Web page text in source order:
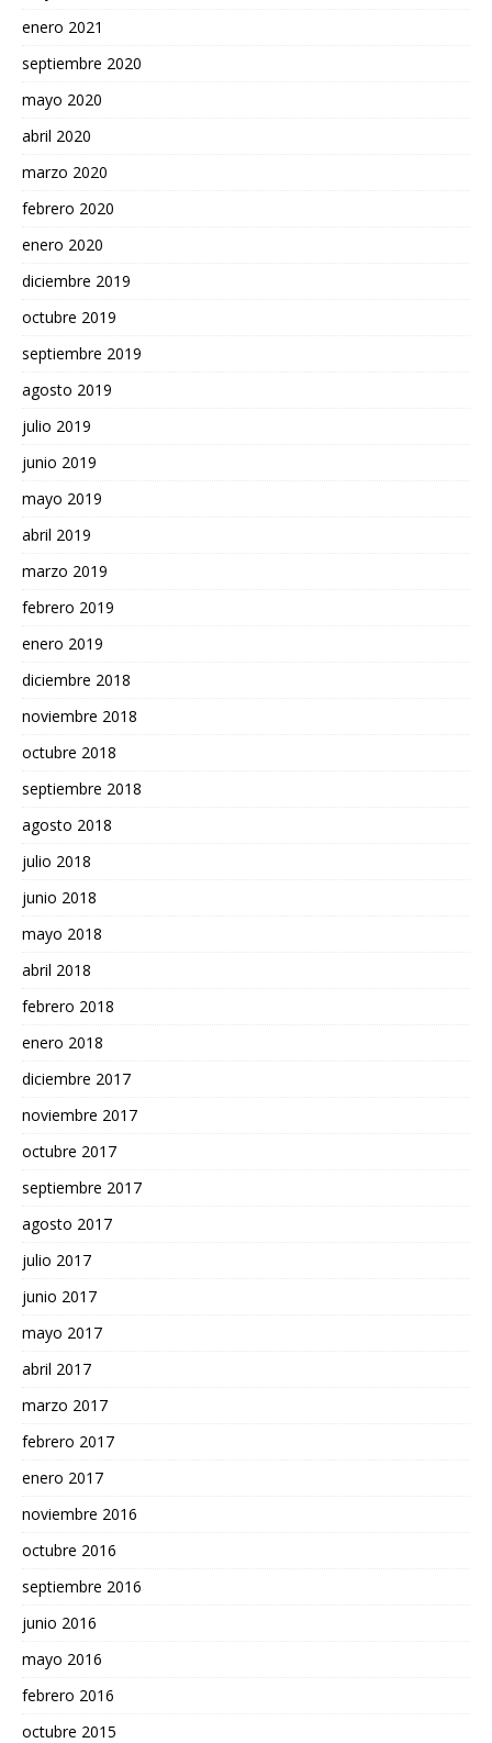
enero 2021
septiembre 2020
mayo 2020
abril 2020
marzo 2020
febrero 2020
enero 2020
diciembre 2019
octubre 2019
septiembre 2019
agosto 2019
julio 2019
junio 2019
mayo 2019
abril 2019
marzo 2019
febrero 2019
enero 2019
diciembre 2018
noviembre 2018
octubre 2018
septiembre 2018
agosto 2018
julio 2018
junio 2018
mayo 2018
abril 2018
febrero 2018
enero 2018
diciembre 2017
noviembre 2017
octubre 2017
septiembre 2017
agosto 2017
julio 2017
junio 2017
mayo 2017
abril 2017
marzo 2017
febrero 2017
enero 2017
noviembre 2016
octubre 2016
septiembre 2016
junio 2016
mayo 2016
febrero 2016
octubre 2015